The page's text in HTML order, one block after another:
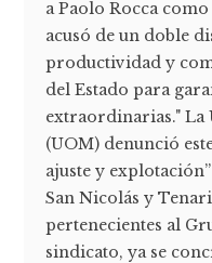
a Paolo Rocca
acusó de un doble
productividad y
del Estado para
extraordinarias."
(UOM) denunció
ajuste y
San Nicolás y
pertenecientes al
sindicato, ya se